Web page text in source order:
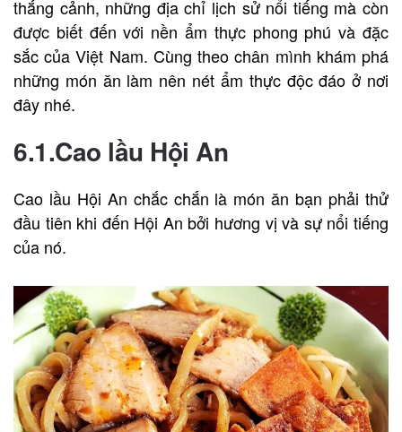
thắng cảnh, những địa chỉ lịch sử nổi tiếng mà còn
được biết đến với nền ẩm thực phong phú và đặc
sắc của Việt Nam. Cùng theo chân mình khám phá
những món ăn làm nên nét ẩm thực độc đáo ở nơi
đây nhé.
6.1.Cao lầu Hội An
Cao lầu Hội An chắc chắn là món ăn bạn phải thử
đầu tiên khi đến Hội An bởi hương vị và sự nổi tiếng
của nó.